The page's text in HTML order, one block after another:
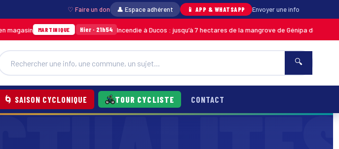
♡ Faire un don 👤 Espace adhérent 📱 APP & WHATSAPP Envoyer une info
MARTINIQUE Hier · 21h54 Incendie à Ducos : jusqu’à 7 hectares de la mangrove de Génipa détruits, le feu
🔍
🌀 SAISON CYCLONIQUE TOUR CYCLISTE CONTACT